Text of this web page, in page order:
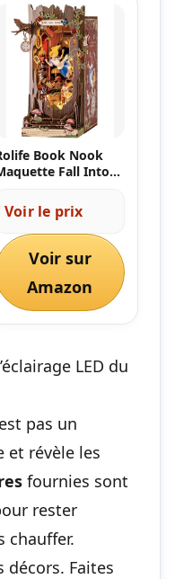
Book Nook
Fall Into
Miniature DIY
Diorama pour
Décoration de
et étagère,
3D avec
Miroir,
Cadeaux de Noël et
d'anniversaire
Voir le prix
Voir sur
Amazon
LED du
pas un
et révèle les
fournies sont
rester
chauffer.
Faites